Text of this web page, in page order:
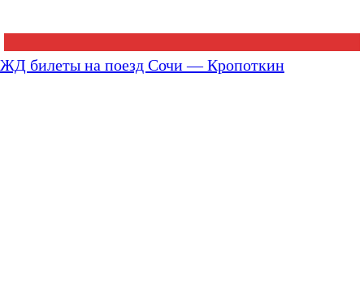
ЖД билеты на поезд Сочи — Кропоткин